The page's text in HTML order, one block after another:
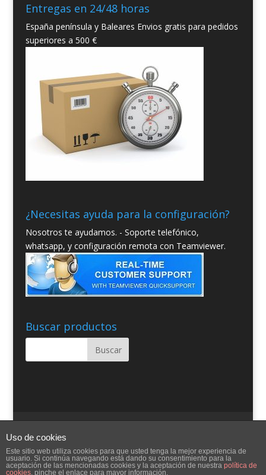
Entregas en 24/48 horas
España península y Baleares Envios gratis para pedidos
superiores a 500 €
¿Necesitas ayuda para la configuración?
Nosotros te ayudamos. - Soporte telefónico,
whatsapp, y configuración remota con Teamviewer.
Buscar productos
Contacto
Uso de cookies
Este sitio web utiliza cookies para que usted tenga la mejor experiencia de
usuario. Si continúa navegando está dando su consentimiento para la
aceptación de las mencionadas cookies y la aceptación de nuestra política de
cookies, pinche el enlace para mayor información.